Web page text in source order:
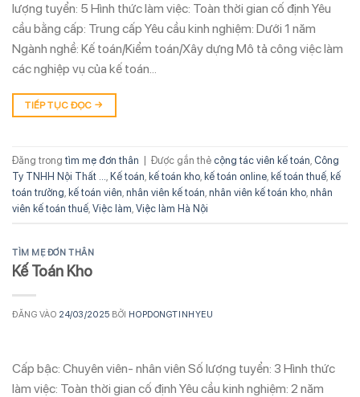
lượng tuyển: 5 Hình thức làm việc: Toàn thời gian cố định Yêu
cầu bằng cấp: Trung cấp Yêu cầu kinh nghiệm: Dưới 1 năm
Ngành nghề: Kế toán/Kiểm toán/Xây dựng Mô tả công việc làm
các nghiệp vụ của kế toán…
TIẾP TỤC ĐỌC →
Đăng trong tìm mẹ đơn thân | Được gắn thẻ cộng tác viên kế toán Công
Ty TNHH Nội Thất ...
Kế toán kế toán kho kế toán online kế toán thuế kế
toán trưởng kế toán viên nhân viên kế toán nhân viên kế toán kho nhân
viên kế toán thuế Việc làm Việc làm Hà Nội
TÌM MẸ ĐƠN THÂN
Kế Toán Kho
ĐĂNG VÀO 24/03/2025 BỞI HOPDONGTINHYEU
Cấp bậc: Chuyên viên- nhân viên Số lượng tuyển: 3 Hình thức
làm việc: Toàn thời gian cố định Yêu cầu kinh nghiệm: 2 năm